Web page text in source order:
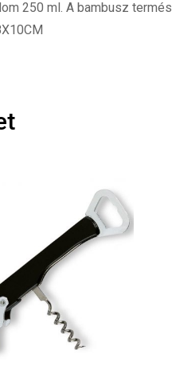
250 ml. A bambusz